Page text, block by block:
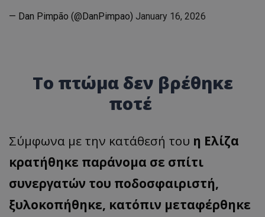
— Dan Pimpão (@DanPimpao) January 16, 2026
Το πτώμα δεν βρέθηκε
ποτέ
Σύμφωνα με την κατάθεσή του η Ελίζα
κρατήθηκε παράνομα σε σπίτι
συνεργατών του ποδοσφαιριστή,
ξυλοκοπήθηκε, κατόπιν μεταφέρθηκε